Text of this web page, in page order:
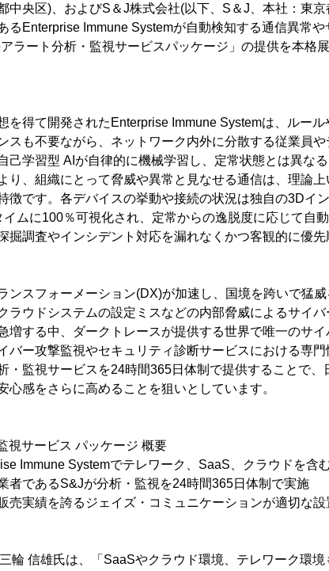
中央区)、およびS＆J株式会社(以下、S＆J、本社：東
るEnterprise Immune Systemが自動検知する通信異常や
ラート分析・監視サービスパッケージ」の提供を本格
得て開発されたEnterprise Immune Systemは、ルール
スも不要ながら、ネットワーク内外に分散する従業員
己学習型 AIが自律的に機械学習し、定常状態とは異な
り、組織にとって脅威や異常と見なせる通信は、理論
徴です。各デバイスの挙動や接続の状況は独自の3Dイ
ムに100％可視化され、定常からの逸脱度に応じて自
掘調査やインシデント対応を漏れなくかつ客観的に優
スフォーメーション(DX)が加速し、国境を跨いで猛威
ラウドシステムの設定ミスなどの内部脅威によるサイバ
増する中、ダークトレースが提供する世界で唯一のサ
バー攻撃監視やセキュリティ診断サービスにおける専
・監視サービスを24時間365日体制で提供することで、
心感をさらに高めることを狙いとしています。
視サービス パッケージ 概要
Immune Systemでテレワーク、SaaS、クラウドを含
者であるS&Jが分析・監視を24時間365日体制で実施
売実績を誇るジェイズ・コミュニケーションが適切な
輪 信雄氏は、「SaaSやクラウド環境、テレワーク環境